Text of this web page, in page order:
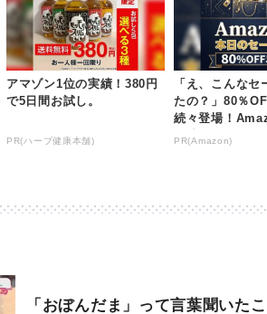
アマゾン1位の実績！380円
で5日間お試し。
PR(ハーブ健康本舗)
「え、こんなセ
たの？」80％
続々登場！
が凄すぎる
PR(Amazon)
「おぼんだま」って言葉聞い